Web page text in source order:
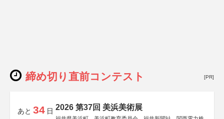
締め切り直前コンテスト [PR]
あと 34 日 2026 第37回 美浜美術展